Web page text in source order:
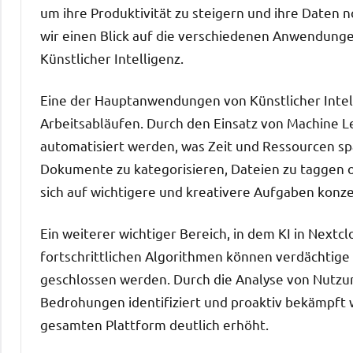
um ihre Produktivität zu steigern und ihre Daten
wir einen Blick auf die verschiedenen
Künstlicher Intelligenz.
Eine der Hauptanwendungen von Künstlicher
Arbeitsabläufen. Durch den Einsatz von
automatisiert werden, was Zeit und Ressourcen
Dokumente zu kategorisieren, Dateien zu
sich auf wichtigere und kreativere Aufgaben
Ein weiterer wichtiger Bereich, in dem KI in
fortschrittlichen Algorithmen können
geschlossen werden. Durch die Analyse von
Bedrohungen identifiziert und proaktiv bekämpft
gesamten Plattform deutlich erhöht.